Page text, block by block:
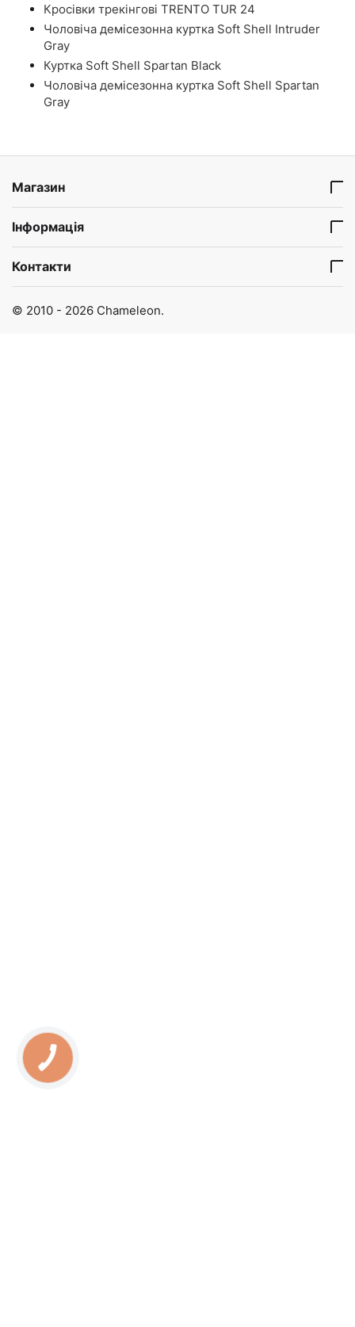
Кросівки трекінгові TRENTO TUR 24
Чоловіча демісезонна куртка Soft Shell Intruder
Gray
Куртка Soft Shell Spartan Black
Чоловіча демісезонна куртка Soft Shell Spartan
Gray
Магазин
Інформація
Контакти
© 2010 - 2026 Chameleon.